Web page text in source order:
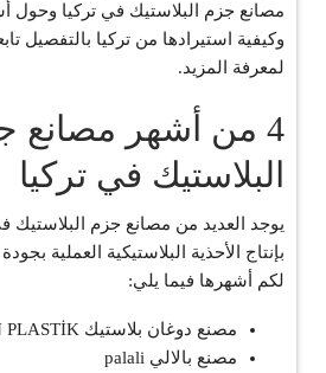
مصانع جزم البلاستيك في تركيا وحول
وكيفية استيرادها من تركيا بالتفصيل
لمعرفة المزيد.
4 من أشهر مصانع
البلاستيك في تركيا
يوجد العديد من مصانع جزم البلاستيك
بإنتاج الأحذية البلاستيكية العملية
لكم أشهرها فيما يلي:
مصنع دوغان بلاستيك DOĞAN PLASTİK
مصنع بالالي palali